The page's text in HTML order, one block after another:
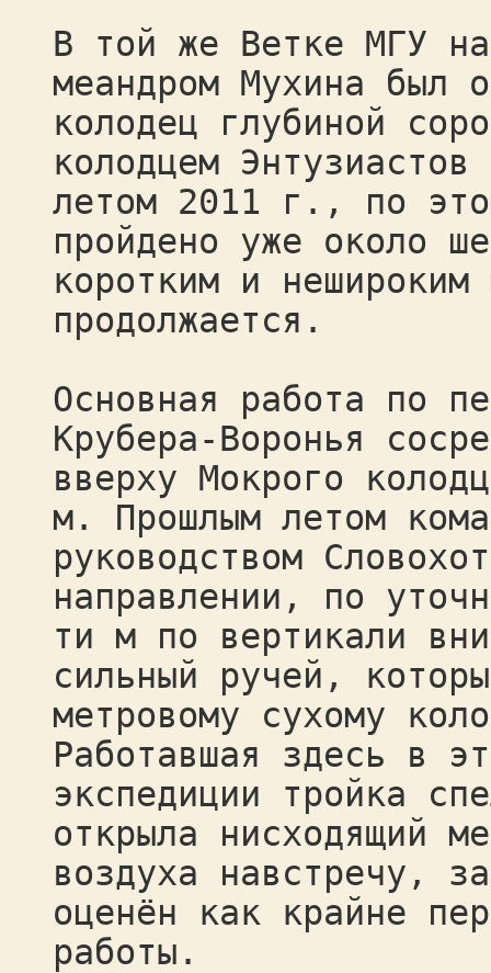
В той же Ветке МГУ
меандром Мухина был
колодец глубиной
колодцем
летом 2011 г., по
пройдено уже около
коротким и нешироким
продолжается.
Основная работа по
Крубера-Воронья
вверху Мокрого
м. Прошлым летом
руководством
направлении, по
ти м по вертикали
сильный ручей,
метровому сухому
Работавшая здесь в
экспедиции тройка
открыла нисходящий
воздуха навстречу,
оценён как крайне
работы.